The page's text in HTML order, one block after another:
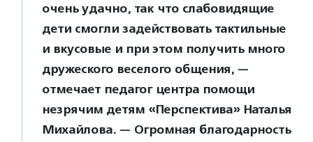
очень удачно, так что слабовидящие
дети смогли задействовать тактильные
и вкусовые и при этом получить много
дружеского веселого общения, —
отмечает педагог центра помощи
незрячим детям «Перспектива» Наталья
Михайлова. — Огромная благодарность